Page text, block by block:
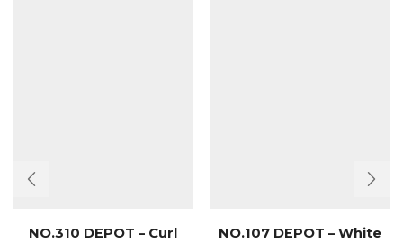
NO.310 DEPOT – Curl
NO.107 DEPOT – White